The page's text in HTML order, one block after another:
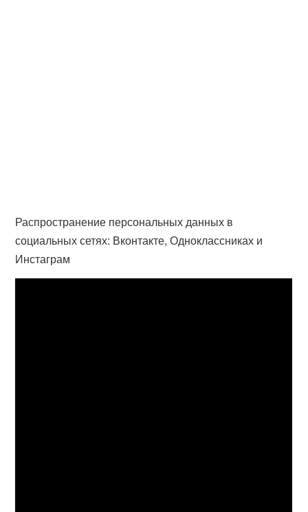
Распространение персональных данных в
социальных сетях: Вконтакте, Одноклассниках и
Инстаграм